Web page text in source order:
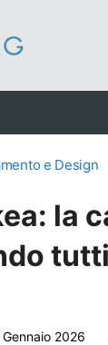
e Design
la
Gennaio 2026